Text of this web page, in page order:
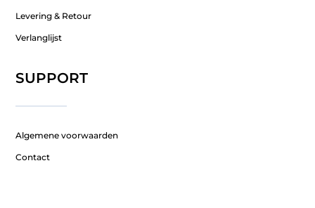
Levering & Retour
Verlanglijst
SUPPORT
Algemene voorwaarden
Contact